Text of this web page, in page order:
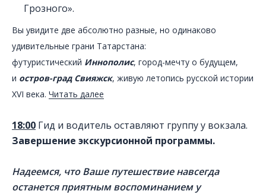
Грозного».
Вы увидите две абсолютно разные, но одинаково
удивительные грани Татарстана:
футуристический Иннополис, город-мечту о будущем,
и остров-град Свияжск, живую летопись русской истории
XVI века. Читать далее
18:00 Гид и водитель оставляют группу у вокзала.
Завершение экскурсионной программы.
Надеемся, что Ваше путешествие навсегда
останется приятным воспоминанием у